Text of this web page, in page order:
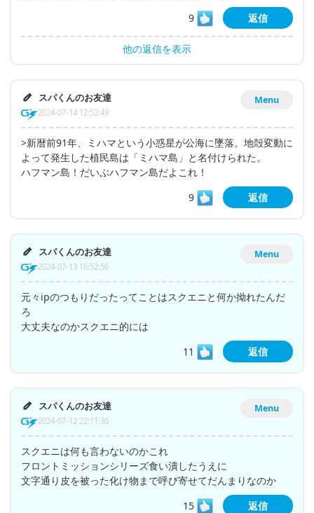
9
返信
他の返信を表示
Menu
スパくんのお友達
2024-07-14 12:52:49
>新暦前91年、ミハマという小惑星が公海に墜落。地殻変動に
よって発生した植民島は「ミハマ島」と名付けられた。
ハフマン島！だいぶハフマン島だよこれ！
9
返信
Menu
スパくんのお友達
2024-07-13 16:52:56
元々ipのつもりだったってことはスクエニと何か拗れたんだ
ろ
大丈夫なのかスクエニ的には
11
返信
Menu
スパくんのお友達
2024-07-12 22:11:36
スクエニは何も言わないのかこれ
フロントミッションシリーズ食い潰したうえに
文字通り皮を被った化け物まで呼び寄せてだんまりなのか
15
返信